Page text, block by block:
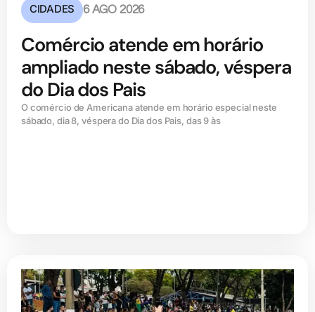
CIDADES 6 AGO 2026
Comércio atende em horário
ampliado neste sábado, véspera
do Dia dos Pais
O comércio de Americana atende em horário especial neste
sábado, dia 8, véspera do Dia dos Pais, das 9 às